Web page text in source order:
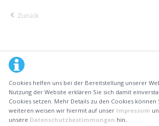
Zurück
Cookies helfen uns bei der Bereitstellung unserer
Nutzung der Website erklären Sie sich damit
Cookies setzen. Mehr Details zu den Cookies können
weiteren weisen wir hiermit auf unser Impressum
unsere Datenschutzbestimmungen hin.